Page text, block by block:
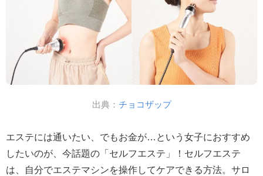
出典： チョコザップ
エステには通いたい、でもお金が…という女子におすすめ
したいのが、今話題の「セルフエステ」！セルフエステ
は、自分でエステマシンを操作してケアできる方法。サロ